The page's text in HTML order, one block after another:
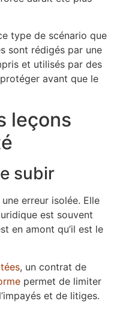
type de scénario que
sont rédigés par une
et utilisés par des
avant que le
leçons
subir
une erreur isolée. Elle
est souvent
en amont qu’il est le
, un contrat de
permet de limiter
et de litiges.